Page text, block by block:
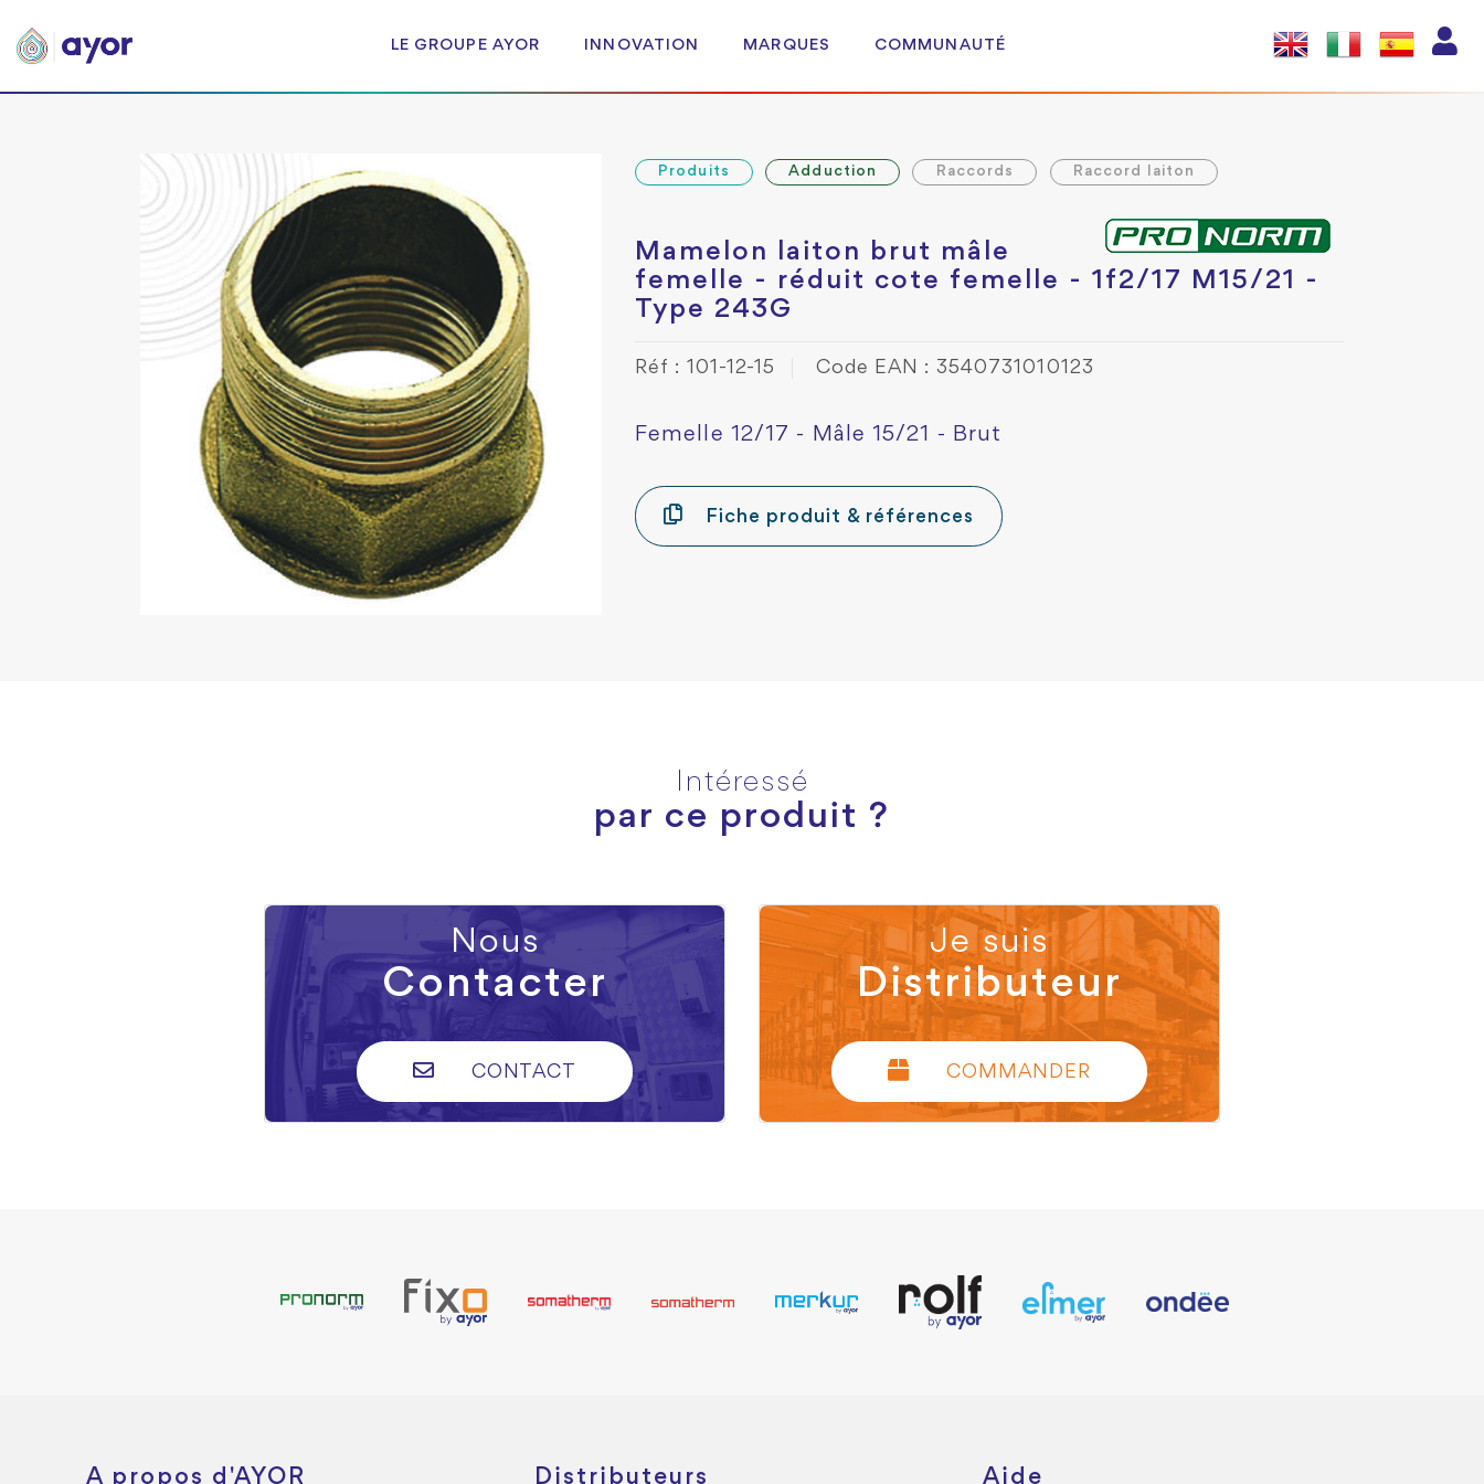
LE GROUPE AYOR INNOVATION MARQUES COMMUNAUTÉ
Produits Adduction Raccords Raccord laiton
Mamelon laiton brut mâle
femelle - réduit cote femelle - 1f2/17 M15/21 -
Type 243G
Réf : 101-12-15 Code EAN : 3540731010123
Femelle 12/17 - Mâle 15/21 - Brut
Fiche produit & références
Intéressé
par ce produit ?
Nous
Contacter
CONTACT
Je suis
Distributeur
COMMANDER
A propos d'AYOR Distributeurs Aide